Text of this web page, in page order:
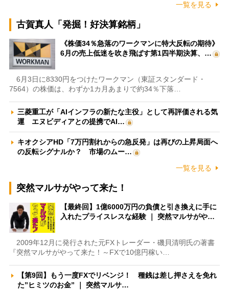
一覧を見る
古賀真人「発掘！好決算銘柄」
《株価34％急落のワークマンに特大反転の期待》
6月の売上低迷を吹き飛ばす第1四半期決算、…
6月3日に8330円をつけたワークマン（東証スタンダード・
7564）の株価は、わずか1カ月あまりで約34％下落…
三菱重工が「AIインフラの新たな主役」として再評価される気
運 エヌビディアとの提携でAI…
キオクシアHD「7万円割れからの急反発」は再びの上昇局面へ
の反転シグナルか？ 市場のムー…
一覧を見る
突然マルサがやって来た！
【最終回】1億6000万円の負債と引き換えに手に
入れたプライスレスな経験 ｜ 突然マルサがや…
2009年12月に発行された元FXトレーダー・磯貝清明氏の著書
『突然マルサがやって来た！～FXで10億円稼い…
【第9回】もう一度FXでリベンジ！ 種銭は差し押さえを免れ
た”ヒミツのお金” ｜ 突然マルサ…